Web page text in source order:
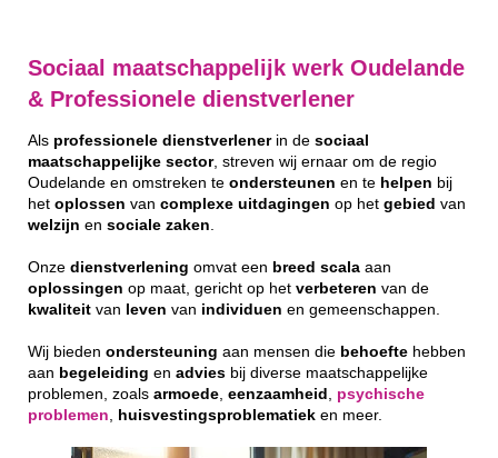
Sociaal maatschappelijk werk Oudelande
& Professionele dienstverlener
Als professionele dienstverlenerin de sociaal
maatschappelijke sector, streven wij ernaar om de regio
Oudelande en omstreken te ondersteunen en te helpen bij
het oplossen van complexe uitdagingen op het gebied van
welzijn en sociale zaken
Onze dienstverlening omvat een breed scala aan
oplossingen op maat, gericht op het verbeteren van de
kwaliteit van leven van individuen en gemeenschappen.
Wij bieden ondersteuning aan mensen die behoefte hebben
aan begeleiding en advies bij diverse maatschappelijke
problemen, zoals armoede eenzaamheid
psychische
problemen
huisvestingsproblematiek en meer.